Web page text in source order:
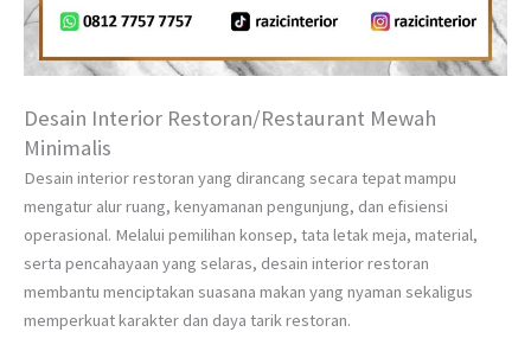
Desain Interior Restoran/Restaurant Mewah
Minimalis
Desain interior restoran yang dirancang secara tepat mampu
mengatur alur ruang, kenyamanan pengunjung, dan efisiensi
operasional. Melalui pemilihan konsep, tata letak meja, material,
serta pencahayaan yang selaras, desain interior restoran
membantu menciptakan suasana makan yang nyaman sekaligus
memperkuat karakter dan daya tarik restoran.